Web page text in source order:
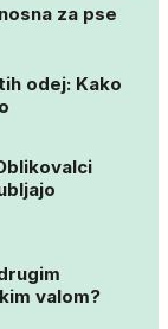
za pse
odej: Kako
valom?